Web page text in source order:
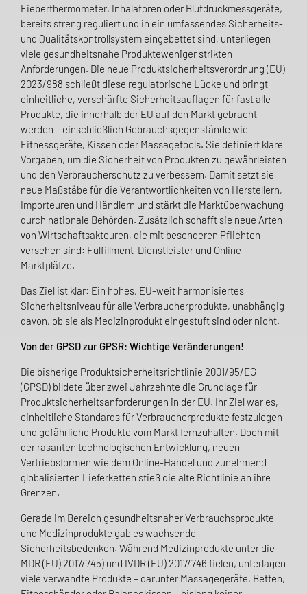
Fieberthermometer, Inhalatoren oder Blutdruckmessgeräte,
bereits streng reguliert und in ein umfassendes Sicherheits-
und Qualitätskontrollsystem eingebettet sind, unterliegen
viele gesundheitsnahe Produkteweniger strikten
Anforderungen. Die neue Produktsicherheitsverordnung (EU)
2023/988 schließt diese regulatorische Lücke und bringt
einheitliche, verschärfte Sicherheitsauflagen für fast alle
Produkte, die innerhalb der EU auf den Markt gebracht
werden – einschließlich Gebrauchsgegenstände wie
Fitnessgeräte, Kissen oder Massagetools. Sie definiert klare
Vorgaben, um die Sicherheit von Produkten zu gewährleisten
und den Verbraucherschutz zu verbessern. Damit setzt sie
neue Maßstäbe für die Verantwortlichkeiten von Herstellern,
Importeuren und Händlern und stärkt die Marktüberwachung
durch nationale Behörden. Zusätzlich schafft sie neue Arten
von Wirtschaftsakteuren, die mit besonderen Pflichten
versehen sind: Fulfillment-Dienstleister und Online-
Marktplätze.
Das Ziel ist klar: Ein hohes, EU-weit harmonisiertes
Sicherheitsniveau für alle Verbraucherprodukte, unabhängig
davon, ob sie als Medizinprodukt eingestuft sind oder nicht.
Von der GPSD zur GPSR: Wichtige Veränderungen!
Die bisherige Produktsicherheitsrichtlinie 2001/95/EG
(GPSD) bildete über zwei Jahrzehnte die Grundlage für
Produktsicherheitsanforderungen in der EU. Ihr Ziel war es,
einheitliche Standards für Verbraucherprodukte festzulegen
und gefährliche Produkte vom Markt fernzuhalten. Doch mit
der rasanten technologischen Entwicklung, neuen
Vertriebsformen wie dem Online-Handel und zunehmend
globalisierten Lieferketten stieß die alte Richtlinie an ihre
Grenzen.
Gerade im Bereich gesundheitsnaher Verbrauchsprodukte
und Medizinprodukte gab es wachsende
Sicherheitsbedenken. Während Medizinprodukte unter die
MDR (EU) 2017/745) und IVDR (EU) 2017/746 fielen, unterlagen
viele verwandte Produkte – darunter Massagegeräte, Betten,